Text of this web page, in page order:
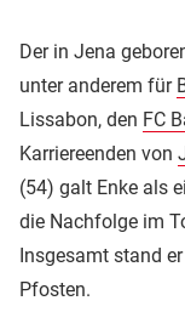
Der in Jena
unter anderem für
Lissabon, den FC
Karriereenden von
(54) galt Enke als
die Nachfolge im
Insgesamt stand
Pfosten.